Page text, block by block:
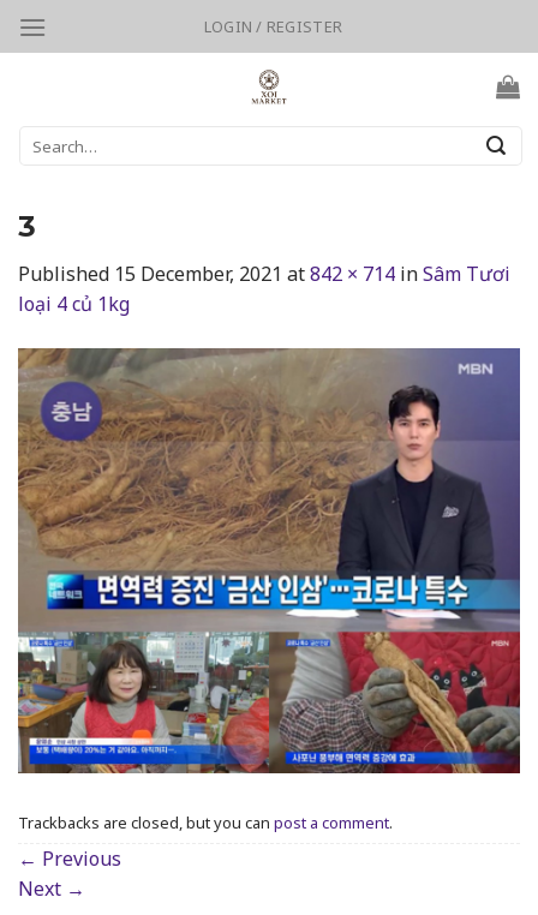
Skip
LOGIN / REGISTER
for:
3
Published 15 December, 2021 at842 × 714 inSâm Tươi
loại 4 củ 1kg
Trackbacks are closed, but you can post a comment.
← Previous
Next →